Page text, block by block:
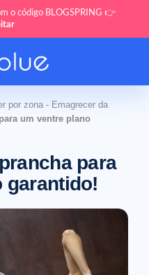
o código BLOGSPRING 👉
por zona - Emagrecer da
um ventre plano
para
garantido!